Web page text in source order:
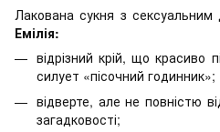
Лакована сукня з сексуальним
Емілія:
відрізний крій, що красиво
силует «пісочний годинник»;
відверте, але не повністю
загадковості;